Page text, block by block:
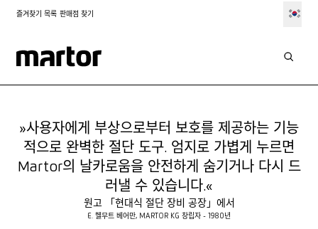
즐겨찾기 목록 판매점 찾기
»사용자에게 부상으로부터 보호를 제공하는 기능
적으로 완벽한 절단 도구. 엄지로 가볍게 누르면
Martor의 날카로움을 안전하게 숨기거나 다시 드
러낼 수 있습니다.«
원고 「현대식 절단 장비 공장」에서
E. 헬무트 베어만, MARTOR KG 창립자 - 1980년